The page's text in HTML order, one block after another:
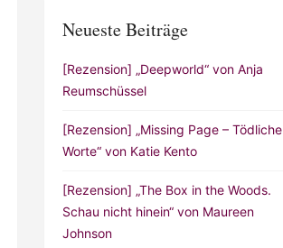
Neueste Beiträge
[Rezension] „Deepworld“ von Anja
Reumschüssel
[Rezension] „Missing Page – Tödliche
Worte“ von Katie Kento
[Rezension] „The Box in the Woods.
Schau nicht hinein“ von Maureen
Johnson